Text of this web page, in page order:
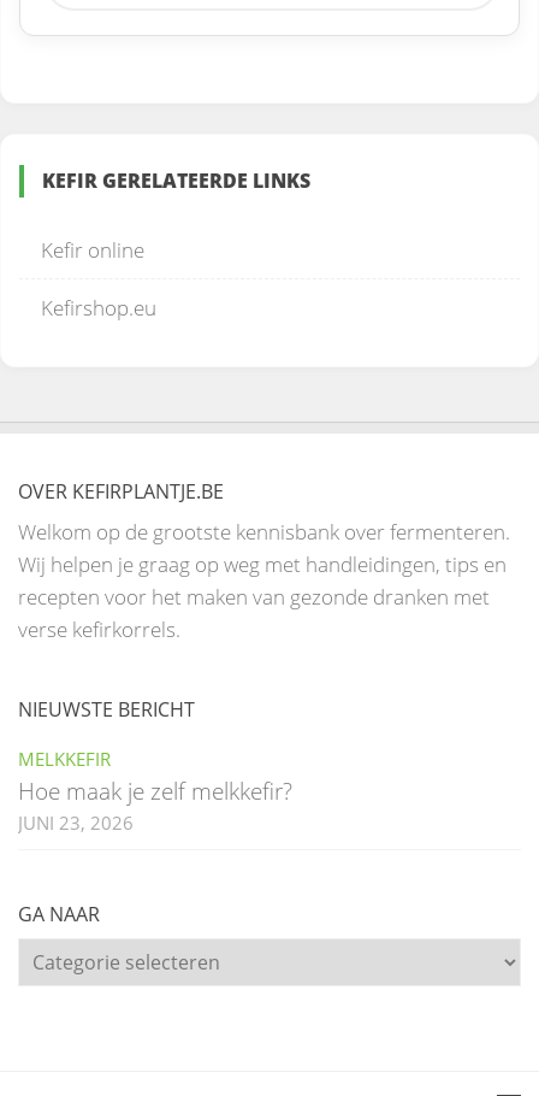
KEFIR GERELATEERDE LINKS
Kefir online
Kefirshop.eu
OVER KEFIRPLANTJE.BE
Welkom op de grootste kennisbank over fermenteren.
Wij helpen je graag op weg met handleidingen, tips en
recepten voor het maken van gezonde dranken met
verse kefirkorrels.
NIEUWSTE BERICHT
MELKKEFIR
Hoe maak je zelf melkkefir?
JUNI 23, 2026
GA NAAR
Ga
naar